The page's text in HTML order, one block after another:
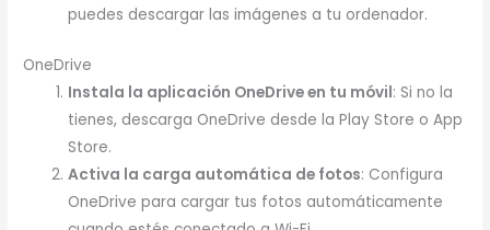
puedes descargar las imágenes a tu ordenador.
OneDrive
Instala la aplicación OneDrive en tu móvil: Si no la
tienes, descarga OneDrive desde la Play Store o App
Store.
Activa la carga automática de fotos: Configura
OneDrive para cargar tus fotos automáticamente